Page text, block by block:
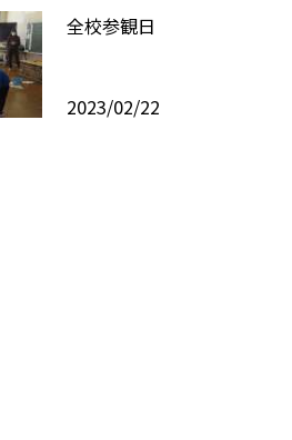
全校参観日
2023/02/22